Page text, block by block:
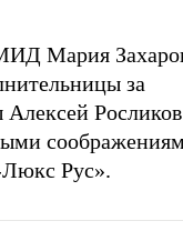
Мария
за
Росликов
Рус».